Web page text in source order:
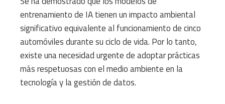
entrenamiento de IA tienen un impacto ambiental
significativo equivalente al funcionamiento de cinco
automóviles durante su ciclo de vida. Por lo tanto,
existe una necesidad urgente de adoptar prácticas
más respetuosas con el medio ambiente en la
tecnología y la gestión de datos.